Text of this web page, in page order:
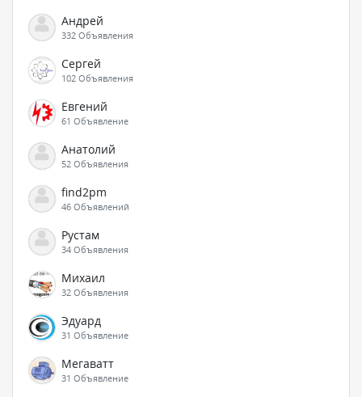
Андрей
332 Объявления
Сергей
102 Объявления
Евгений
61 Объявление
Анатолий
52 Объявления
find2pm
46 Объявлений
Рустам
34 Объявления
Михаил
32 Объявления
Эдуард
31 Объявление
Мегаватт
31 Объявление